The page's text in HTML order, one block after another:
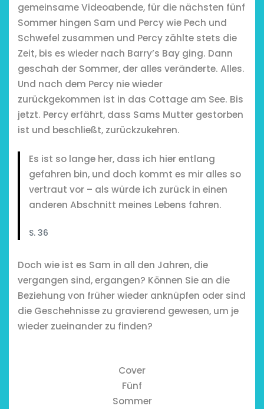
gemeinsame Videoabende, für die nächsten fünf
Sommer hingen Sam und Percy wie Pech und
Schwefel zusammen und Percy zählte stets die
Zeit, bis es wieder nach Barry’s Bay ging. Dann
geschah der Sommer, der alles veränderte. Alles.
Und nach dem Percy nie wieder
zurückgekommen ist in das Cottage am See. Bis
jetzt. Percy erfährt, dass Sams Mutter gestorben
ist und beschließt, zurückzukehren.
Es ist so lange her, dass ich hier entlang
gefahren bin, und doch kommt es mir alles so
vertraut vor – als würde ich zurück in einen
anderen Abschnitt meines Lebens fahren.
S. 36
Doch wie ist es Sam in all den Jahren, die
vergangen sind, ergangen? Können Sie an die
Beziehung von früher wieder anknüpfen oder sind
die Geschehnisse zu gravierend gewesen, um je
wieder zueinander zu finden?
Cover
Fünf
Sommer